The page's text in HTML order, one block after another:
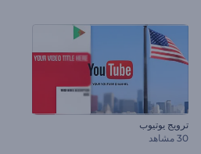
ترويج يوتيوب
30 مشاهد